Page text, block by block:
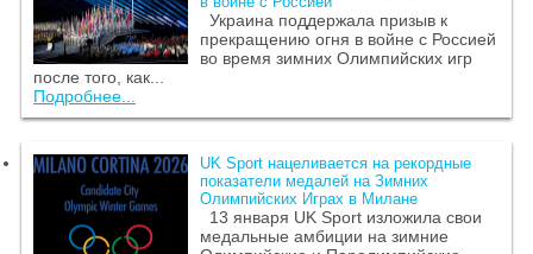
Украина поддержала призыв к
прекращению огня в войне с Россией
во время зимних Олимпийских игр
после того, как...
Подробнее...
UK Sport нацеливается на рекордные
показатели медалей на Зимних
Олимпийских Играх в Милане
13 января UK Sport изложила свои
медальные амбиции на зимние